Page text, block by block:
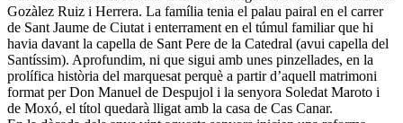
Gozàlez Ruiz i Herrera. La família tenia el palau pairal en el carrer
de Sant Jaume de Ciutat i enterrament en el túmul familiar que hi
havia davant la capella de Sant Pere de la Catedral (avui capella del
Santíssim). Aprofundim, ni que sigui amb unes pinzellades, en la
prolífica història del marquesat perquè a partir d’aquell matrimoni
format per Don Manuel de Despujol i la senyora Soledat Maroto i
de Moxó, el títol quedarà lligat amb la casa de Cas Canar.